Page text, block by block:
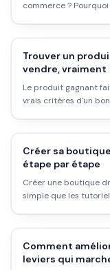
commerce ?
Trouver un
vendre, vraiment
Le produit gagnant
vrais critères d'un
Créer sa
étape par étape
Créer une boutique
simple que les
Comment
leviers qui